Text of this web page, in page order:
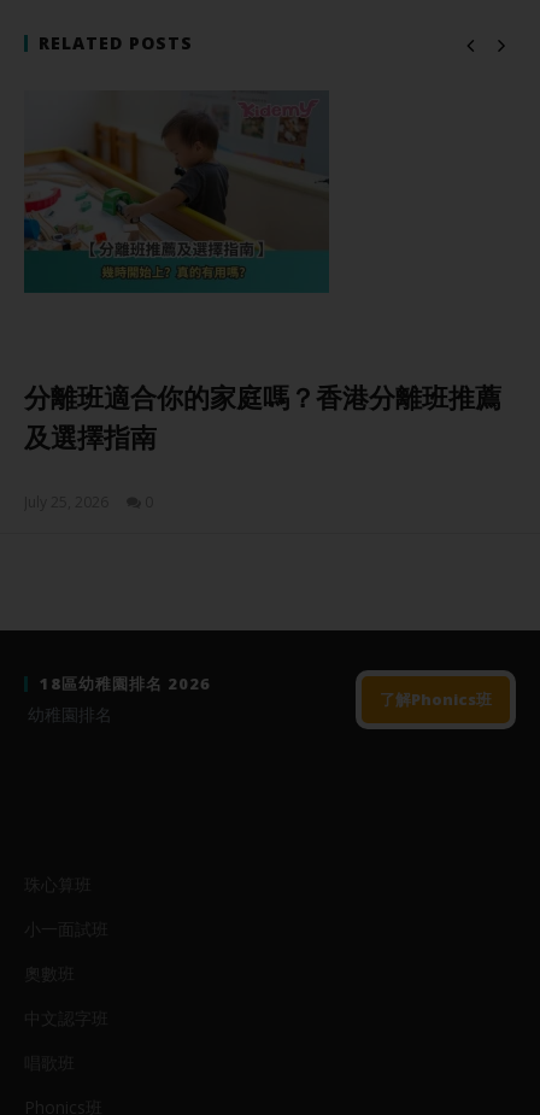
了解Phonics班
RELATED POSTS
分離班適合你的家庭嗎？香港分離班推薦
及選擇指南
18區幼稚園排名 2026
幼稚園排名